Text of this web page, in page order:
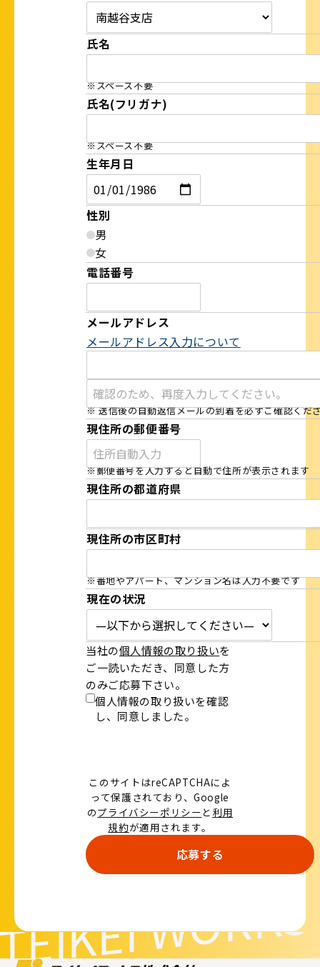
氏名
※スペース不要
氏名(フリガナ)
※スペース不要
生年月日
性別
男
女
電話番号
メールアドレス
メールアドレス入力について
※ 送信後の自動返信メールの到着を必ずご確認くだ
現住所の郵便番号
※郵便番号を入力すると自動で住所が表示されます
現住所の都道府県
現住所の市区町村
※番地やアパート、マンション名は入力不要です
現在の状況
当社の個人情報の取り扱いを
ご一読いただき、同意した方
のみご応募下さい。
個人情報の取り扱いを確認
し、 同意しました。
このサイトはreCAPTCHAによ
って保護されており、Google
のプライバシーポリシー と 利用
規約が適用されます。
WORKS